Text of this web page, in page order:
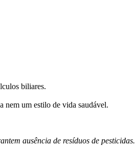
biliares.
nem um estilo de vida saudável.
ausência de resíduos de pesticidas.